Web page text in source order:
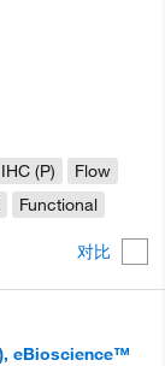
对比
IHC (P)
Flow
Functional
eBioscience™